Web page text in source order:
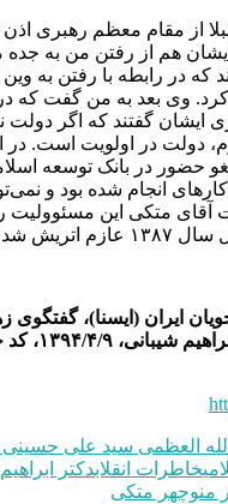
از مقام معظم رهبری
هم از رفتن من به جده
که در رابطه با رفتن به
وی بعد به من گفت که
ایشان گفتند که اگر دولت
دولت در اولویت است. در
حضور در بانک توسعه
انجام شده بود و
آقای متکی این مسئوولیت
شدم.
ایران (ایسنا)،
حسین غلامی با دکتر
العظمی سید علی حسینی
خاطرات انقلابدکتر
منوچهر متکی